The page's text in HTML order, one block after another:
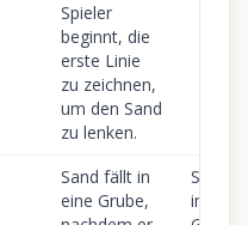
Spieler
beginnt, die
erste Linie
zu zeichnen,
um den Sand
zu lenken.
Sand fällt in
eine Grube,
Sand
in die